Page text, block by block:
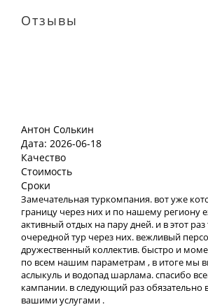
Отзывы
Антон Солькин
Дата: 2026-06-18
Качество
Стоимость
Сроки
Замечательная туркомпания. вот уже
границу через них и по нашему региону
активный отдых на пару дней. и в этот
очередной тур через них. вежливый
дружественный коллектив. быстро и
по всем нашим параметрам , в итоге мы
аслыкуль и водопад шарлама. спасибо
кампании. в следующий раз обязательно
вашими услугами .